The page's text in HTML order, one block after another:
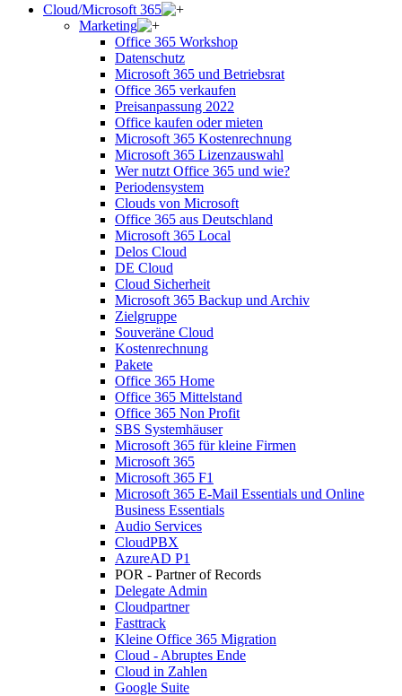
Cloud/Microsoft 365
Marketing
Office 365 Workshop
Datenschutz
Microsoft 365 und Betriebsrat
Office 365 verkaufen
Preisanpassung 2022
Office kaufen oder mieten
Microsoft 365 Kostenrechnung
Microsoft 365 Lizenzauswahl
Wer nutzt Office 365 und wie?
Periodensystem
Clouds von Microsoft
Office 365 aus Deutschland
Microsoft 365 Local
Delos Cloud
DE Cloud
Cloud Sicherheit
Microsoft 365 Backup und Archiv
Zielgruppe
Souveräne Cloud
Kostenrechnung
Pakete
Office 365 Home
Office 365 Mittelstand
Office 365 Non Profit
SBS Systemhäuser
Microsoft 365 für kleine Firmen
Microsoft 365
Microsoft 365 F1
Microsoft 365 E-Mail Essentials und Online
Business Essentials
Audio Services
CloudPBX
AzureAD P1
POR - Partner of Records
Delegate Admin
Cloudpartner
Fasttrack
Kleine Office 365 Migration
Cloud - Abruptes Ende
Cloud in Zahlen
Google Suite